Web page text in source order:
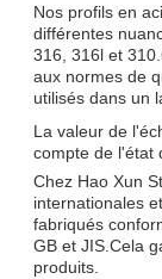
Nos profils en
différentes
316, 316l et
aux normes de
utilisés dans un
La valeur de
compte de l'état
Chez Hao Xun
internationales
fabriqués
GB et JIS.Cela
produits.